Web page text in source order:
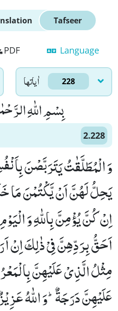
Tafseer
PDF Language
اٰياتها 228
بِسْمِ اللّٰهِ
2.228
وَ الْمُطَلَّقٰتُ یَتَرَبَّصْنَ
یَحِلُّ لَهُنَّ اَنْ یَّكْتُمْنَ مَا
اِنْ كُنَّ یُؤْمِنَّ بِاللّٰهِ وَ
اَحَقُّ بِرَدِّهِنَّ فِیْ ذٰلِكَ اِنْ
مِثْلُ الَّذِیْ عَلَیْهِنَّ
عَلَیْهِنَّ دَرَجَةٌؕ-وَ اللّٰهُ عَزِیْزٌ